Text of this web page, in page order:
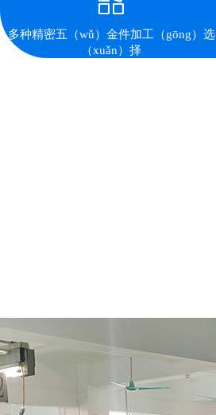
多种精密五（wǔ）金件加工（gōng）选
（xuǎn）择